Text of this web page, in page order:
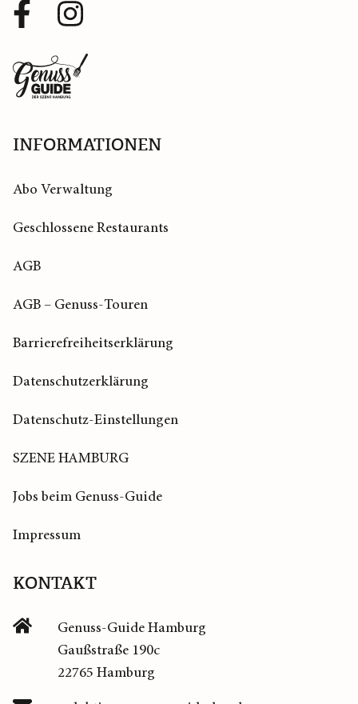
Facebook
Profil
Instagram
Zurück
zur
INFORMATIONEN
Abo Verwaltung
Geschlossene Restaurants
AGB
AGB – Genuss-Touren
Barrierefreiheitserklärung
Datenschutzerklärung
Datenschutz-Einstellungen
SZENE HAMBURG
Jobs beim Genuss-Guide
Impressum
KONTAKT
Genuss-Guide Hamburg
Gaußstraße 190c
22765 Hamburg